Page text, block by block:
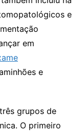
e
em
e
grupos de
O primeiro